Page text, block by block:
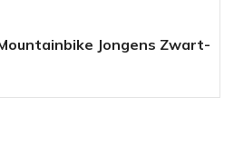
Jongens Zwart-